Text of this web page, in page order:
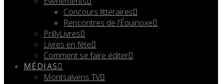
Concours littéraires
Rencontres de l’Équinoxe
PrillyLivres
Livres en fête
Comment se faire éditer
MÉDIAS
Montsalvens TV